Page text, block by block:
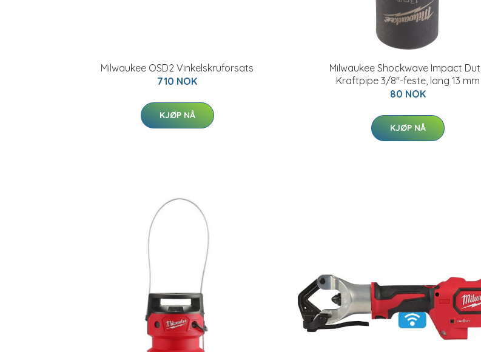
Milwaukee OSD2 Vinkelskruforsats
710 NOK
KJØP NÅ
Milwaukee Shockwave Impact
Kraftpipe 3/8"-feste, lang 13 mm
80 NOK
KJØP NÅ